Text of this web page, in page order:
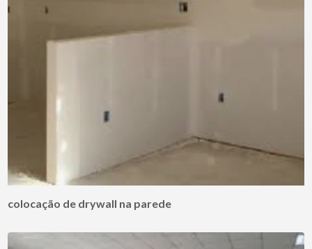
colocação de drywall na parede